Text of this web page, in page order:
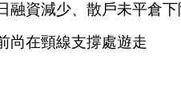
融資減少、散戶未平倉下
尚在頸線支撐處遊走